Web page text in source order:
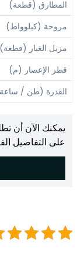
المطارق (قطعة)
مروحة (كيلوواط)
مزيل الغبار (قطعة)
قطر الإعصار (م)
القدرة (طن /
يمكنك الآن أن
على التفاصيل